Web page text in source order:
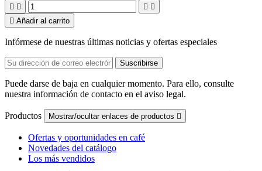
   
 Añadir al carrito
Infórmese de nuestras últimas noticias y ofertas especiales
Puede darse de baja en cualquier momento. Para ello, consulte
nuestra información de contacto en el aviso legal.
Productos Mostrar/ocultar enlaces de productos 
Ofertas y oportunidades en café
Novedades del catálogo
Los más vendidos